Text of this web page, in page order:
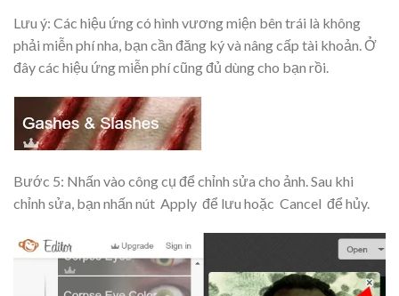
Lưu ý: Các hiệu ứng có hình vương miện bên trái là không
phải miễn phí nha, bạn cần đăng ký và nâng cấp tài khoản. Ở
đây các hiệu ứng miễn phí cũng đủ dùng cho bạn rồi.
Bước 5: Nhấn vào công cụ để chỉnh sửa cho ảnh. Sau khi
chỉnh sửa, bạn nhấn nút Apply để lưu hoặc Cancel để hủy.